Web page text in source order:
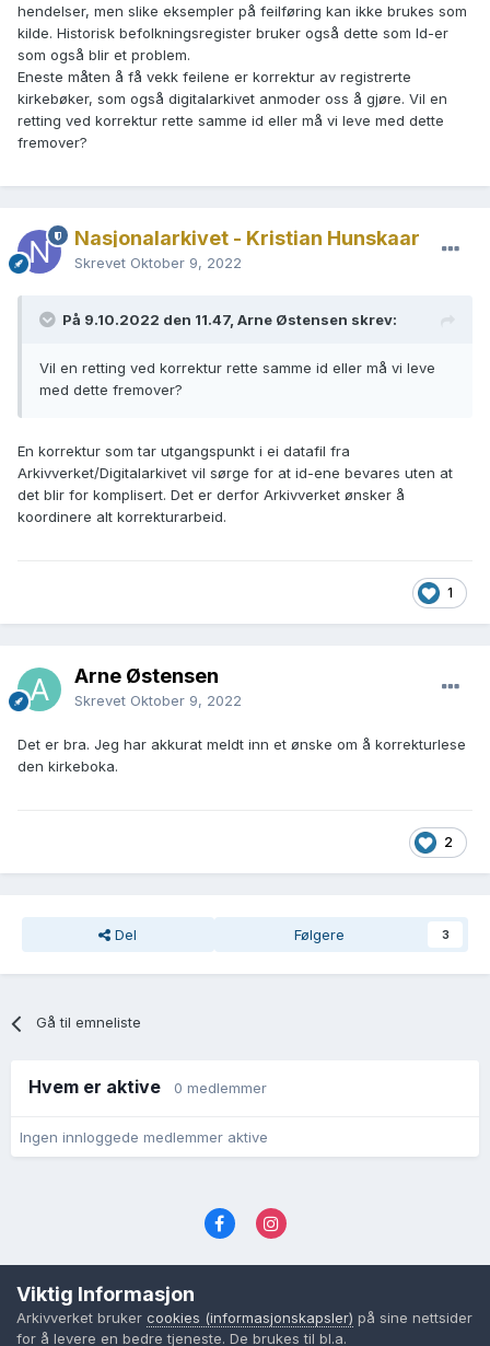
hendelser, men slike eksempler på feilføring kan ikke brukes som
kilde. Historisk befolkningsregister bruker også dette som Id-er
som også blir et problem.
Eneste måten å få vekk feilene er korrektur av registrerte
kirkebøker, som også digitalarkivet anmoder oss å gjøre. Vil en
retting ved korrektur rette samme id eller må vi leve med dette
fremover?
Nasjonalarkivet - Kristian Hunskaar
Skrevet Oktober 9, 2022
På 9.10.2022 den 11.47, Arne Østensen skrev:
Vil en retting ved korrektur rette samme id eller må vi leve
med dette fremover?
En korrektur som tar utgangspunkt i ei datafil fra
Arkivverket/Digitalarkivet vil sørge for at id-ene bevares uten at
det blir for komplisert. Det er derfor Arkivverket ønsker å
koordinere alt korrekturarbeid.
1
Arne Østensen
Skrevet Oktober 9, 2022
Det er bra. Jeg har akkurat meldt inn et ønske om å korrekturlese
den kirkeboka.
2
Del Følgere 3
Gå til emneliste
Hvem er aktive 0 medlemmer
Ingen innloggede medlemmer aktive
Cookies (informasjonskapsler)
Powered by Invision Community
Viktig Informasjon
Arkivverket bruker cookies (informasjonskapsler) på sine nettsider
for å levere en bedre tjeneste. De brukes til bl.a.